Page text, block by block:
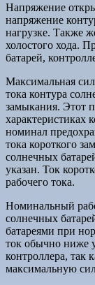
Напряжение
напряжение
нагрузке. Также
холостого хода.
батарей,
Максимальная
тока контура
замыкания. Этот
характеристиках
номинал
тока короткого
солнечных
указан. Ток
рабочего тока.
Номинальный
солнечных
батареями при
ток обычно ниже
контроллера, так
максимальную